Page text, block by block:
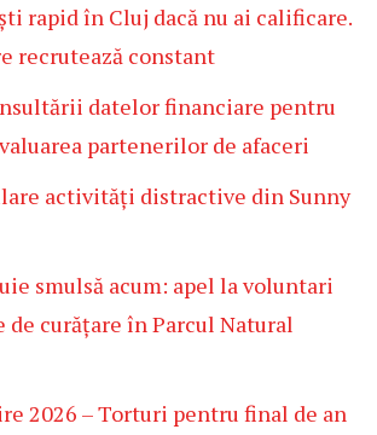
rapid în Cluj dacă nu ai calificare.
recrutează constant
datelor financiare pentru
partenerilor de afaceri
activități distractive din Sunny
smulsă acum: apel la voluntari
curățare în Parcul Natural
2026 – Torturi pentru final de an